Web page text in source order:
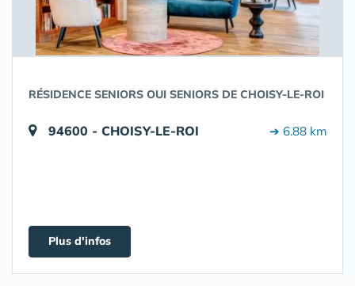
RÉSIDENCE SENIORS OUI SENIORS DE CHOISY-LE-ROI
94600 - CHOISY-LE-ROI ➔ 6.88 km
Plus d'infos